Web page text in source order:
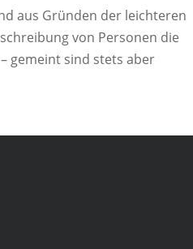
aus Gründen der leichteren
von Personen die
gemeint sind stets aber